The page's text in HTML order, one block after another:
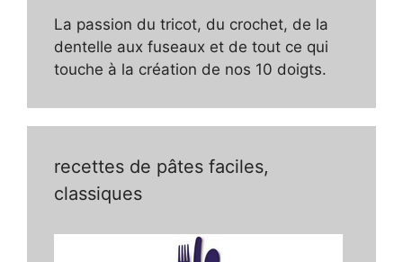
La passion du tricot, du crochet, de la
dentelle aux fuseaux et de tout ce qui
touche à la création de nos 10 doigts.
recettes de pâtes faciles,
classiques